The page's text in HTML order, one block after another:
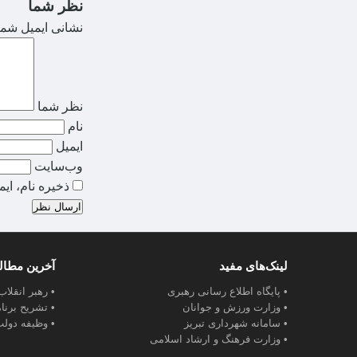
نظر شما
نشانی ایمیل
نظر شما
نام
ایمیل
وب‌سایت
ذخیره نام،
ارسال نظر
لینک‌های مفید
• پایگاه اطلاع رسانی رهبری
• وزارت ورزش و جوانان
• سامانه شهرداری تبریز
• وزارت فرهنگ و ارشاد اسلامی
آخرین
• رهبر
• تشریح
• وظیفه